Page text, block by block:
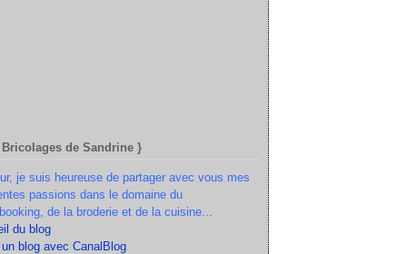
de Sandrine }
je suis heureuse de partager avec vous mes
passions dans le domaine du
de la broderie et de la cuisine...
du blog
blog avec CanalBlog